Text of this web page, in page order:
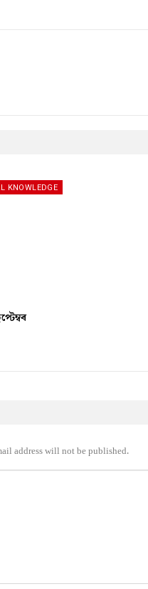
KNOWLEDGE
address will not be published.